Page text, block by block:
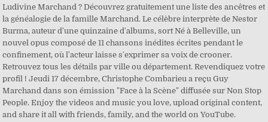
Ludivine Marchand ? Découvrez gratuitement une liste des ancêtres et
la généalogie de la famille Marchand. Le célèbre interprète de Nestor
Burma, auteur d'une quinzaine d'albums, sort Né à Belleville, un
nouvel opus composé de 11 chansons inédites écrites pendant le
confinement, où l'acteur laisse s'exprimer sa voix de crooner.
Retrouvez tous les détails par ville ou département. Revendiquez votre
profil ! Jeudi 17 décembre, Christophe Combarieu a reçu Guy
Marchand dans son émission "Face à la Scène" diffusée sur Non Stop
People. Enjoy the videos and music you love, upload original content,
and share it all with friends, family, and the world on YouTube.